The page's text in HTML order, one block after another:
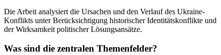
Die Arbeit analysiert die Ursachen und den Verlauf des Ukraine-
Konflikts unter Berücksichtigung historischer Identitätskonflikte und
der Wirksamkeit politischer Lösungsansätze.
Was sind die zentralen Themenfelder?